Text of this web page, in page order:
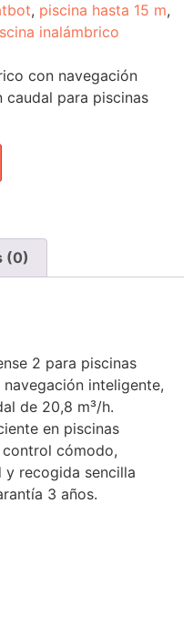
, piscina hasta 15 m,
inalámbrico
con navegación
caudal para piscinas
(0)
2 para piscinas
inteligente,
de 20,8 m³/h.
en piscinas
cómodo,
recogida sencilla
3 años.